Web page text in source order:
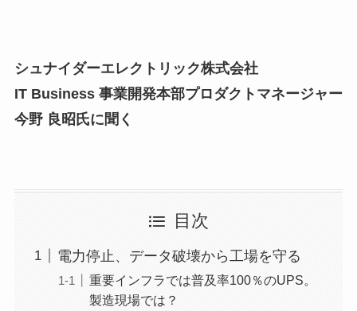
シュナイダーエレクトリック株式会社
IT Business 事業開発本部プロダクトマネージャー
今野 良昭氏に聞く
目次
電力停止、データ破壊から工場を守る
重要インフラでは普及率100％のUPS。
製造現場では？